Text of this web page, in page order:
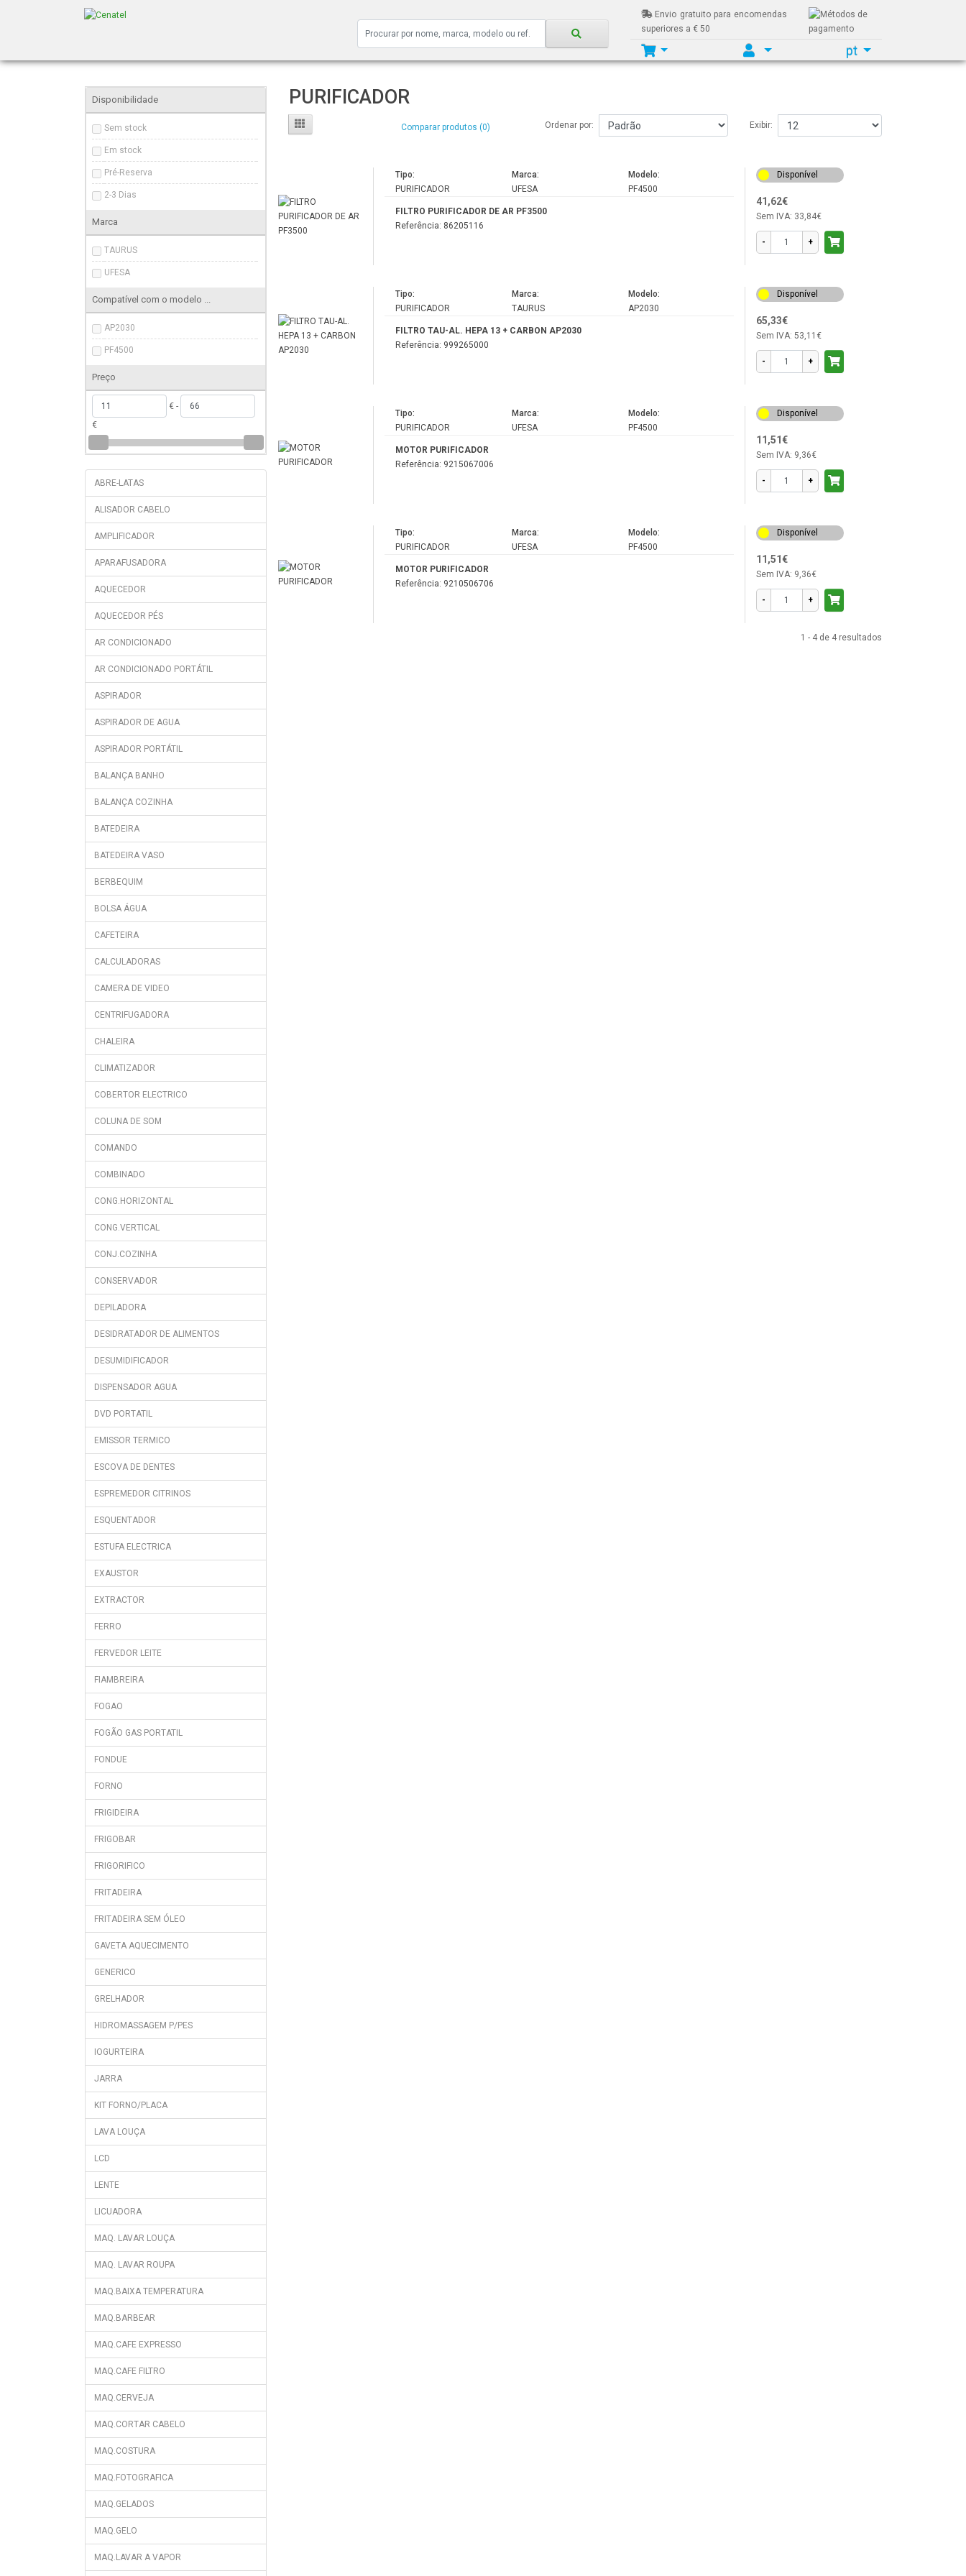
Envio gratuito para encomendas
superiores a € 50
pt
Disponibilidade
Sem stock
Em stock
Pré-Reserva
2-3 Dias
Marca
TAURUS
UFESA
Compatível com o modelo ...
AP2030
PF4500
Preço
€ -
€
ABRE-LATAS
ALISADOR CABELO
AMPLIFICADOR
APARAFUSADORA
AQUECEDOR
AQUECEDOR PÉS
AR CONDICIONADO
AR CONDICIONADO PORTÁTIL
ASPIRADOR
ASPIRADOR DE AGUA
ASPIRADOR PORTÁTIL
BALANÇA BANHO
BALANÇA COZINHA
BATEDEIRA
BATEDEIRA VASO
BERBEQUIM
BOLSA ÁGUA
CAFETEIRA
CALCULADORAS
CAMERA DE VIDEO
CENTRIFUGADORA
CHALEIRA
CLIMATIZADOR
COBERTOR ELECTRICO
COLUNA DE SOM
COMANDO
COMBINADO
CONG.HORIZONTAL
CONG.VERTICAL
CONJ.COZINHA
CONSERVADOR
DEPILADORA
DESIDRATADOR DE ALIMENTOS
DESUMIDIFICADOR
DISPENSADOR AGUA
DVD PORTATIL
EMISSOR TERMICO
ESCOVA DE DENTES
ESPREMEDOR CITRINOS
ESQUENTADOR
ESTUFA ELECTRICA
EXAUSTOR
EXTRACTOR
FERRO
FERVEDOR LEITE
FIAMBREIRA
FOGAO
FOGÃO GAS PORTATIL
FONDUE
FORNO
FRIGIDEIRA
FRIGOBAR
FRIGORIFICO
FRITADEIRA
FRITADEIRA SEM ÓLEO
GAVETA AQUECIMENTO
GENERICO
GRELHADOR
HIDROMASSAGEM P/PES
IOGURTEIRA
JARRA
KIT FORNO/PLACA
LAVA LOUÇA
LCD
LENTE
LICUADORA
MAQ. LAVAR LOUÇA
MAQ. LAVAR ROUPA
MAQ.BAIXA TEMPERATURA
MAQ.BARBEAR
MAQ.CAFE EXPRESSO
MAQ.CAFE FILTRO
MAQ.CERVEJA
MAQ.CORTAR CABELO
MAQ.COSTURA
MAQ.FOTOGRAFICA
MAQ.GELADOS
MAQ.GELO
MAQ.LAVAR A VAPOR
PURIFICADOR
Comparar produtos (0) Ordenar por: Exibir:
Tipo:
PURIFICADOR
Marca:
UFESA
Modelo:
PF4500
FILTRO PURIFICADOR DE AR PF3500
Referência: 86205116
Disponível
41,62€
Sem IVA: 33,84€
- +
Tipo:
PURIFICADOR
Marca:
TAURUS
Modelo:
AP2030
FILTRO TAU-AL. HEPA 13 + CARBON AP2030
Referência: 999265000
Disponível
65,33€
Sem IVA: 53,11€
- +
Tipo:
PURIFICADOR
Marca:
UFESA
Modelo:
PF4500
MOTOR PURIFICADOR
Referência: 9215067006
Disponível
11,51€
Sem IVA: 9,36€
- +
Tipo:
PURIFICADOR
Marca:
UFESA
Modelo:
PF4500
MOTOR PURIFICADOR
Referência: 9210506706
Disponível
11,51€
Sem IVA: 9,36€
- +
1 - 4 de 4 resultados